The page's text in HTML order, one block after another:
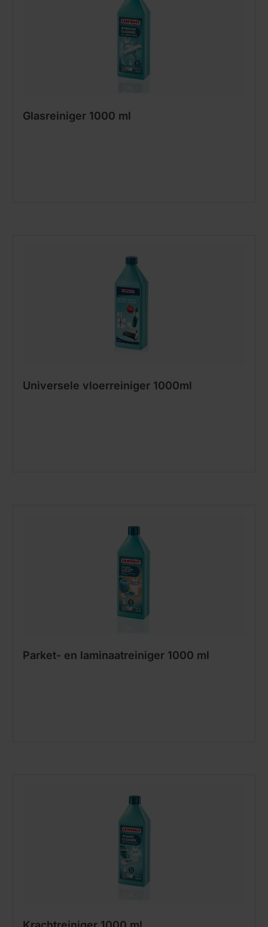
Glasreiniger 1000 ml
Universele vloerreiniger 1000ml
Parket- en laminaatreiniger 1000 ml